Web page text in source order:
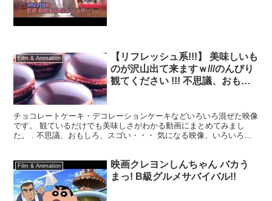
Film & Animation
【リフレッシュ系!!!】 美味しいも
のが沢山出て来ますｗ///のんびり
観てください !!! 不思議、おもし
BGM1： F
チョコレートケーキ・デコレーションケーキなどいろいろ混ぜた映像
です。 観ているだけでも美味しさがわかる動画にまとめてみまし
た。 . 不思議、おもしろ、スゴい・・・ 気になる映像、いろいろ詰
Film & Animation
映画クレヨンしんちゃん バカう
まっ! B級グルメサバイバル!!